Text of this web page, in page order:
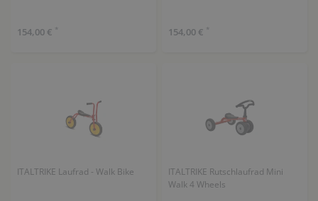
154,00 € * 154,00 € *
ITALTRIKE Laufrad - Walk Bike
ITALTRIKE Rutschlaufrad Mini
Walk 4 Wheels